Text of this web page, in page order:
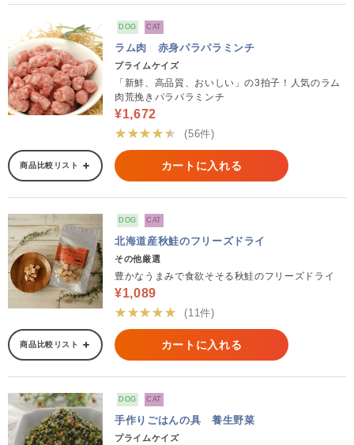
DOG CAT
ラム肉 赤身パラパラミンチ
プライムケイズ
「新鮮、高品質、おいしい」の3拍子！人気のラム
肉荒挽きパラパラミンチ
¥1,672
★★★★★
(56件)
商品比較リスト カートに入れる
DOG CAT
北海道産秋鮭のフリーズドライ
その他厳選
豊かなうまみで食欲そそる秋鮭のフリーズドライ
¥1,089
★★★★★
(11件)
商品比較リスト カートに入れる
DOG CAT
手作りごはんの具 養生野菜
プライムケイズ